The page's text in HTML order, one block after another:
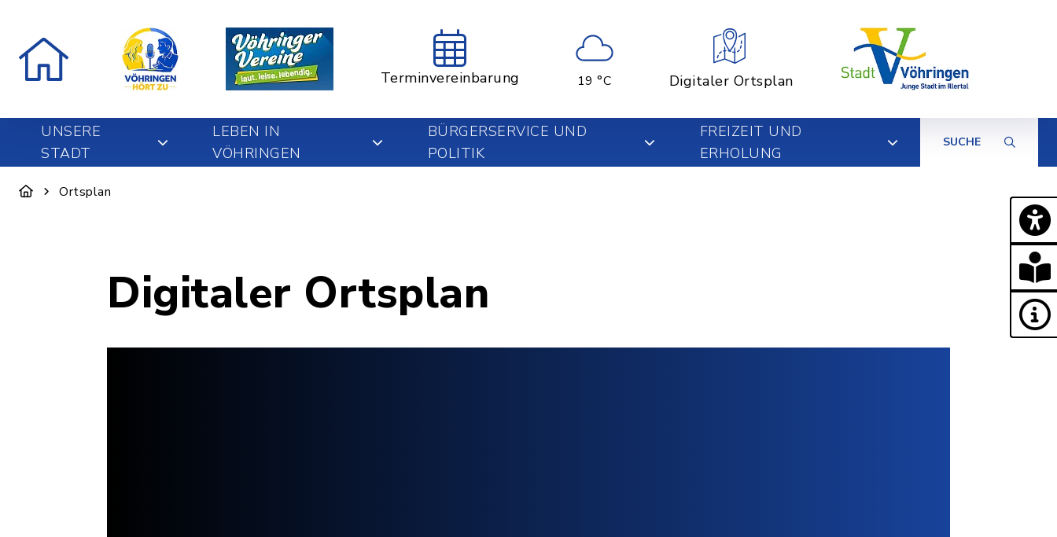
Terminvereinbarung 19 °C Digitaler Ortsplan
UNSERE
STADT
LEBEN IN
VÖHRINGEN
BÜRGERSERVICE UND
POLITIK
FREIZEIT UND
ERHOLUNG
SUCHE
Ortsplan
Digitaler Ortsplan